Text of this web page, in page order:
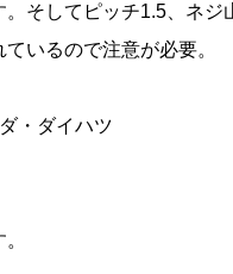
そしてピッチ1.5、ネジ
いるので注意が必要。
・ダイハツ